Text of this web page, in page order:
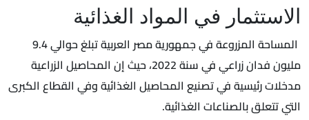
الاستثمار في المواد الغذائية
المساحة المزروعة في جمهورية مصر العربية تبلغ حوالي 9.4
مليون فدان زراعي في سنة 2022، حيث إن المحاصيل الزراعية
مدخلات رئيسية في تصنيع المحاصيل الغذائية وفي القطاع الكبرى
التي تتعلق بالصناعات الغذائية.